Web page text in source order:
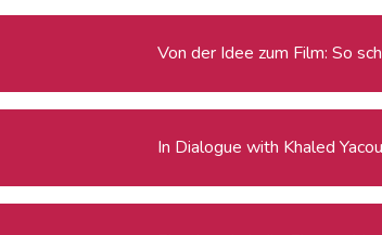
Von der Idee zum Film: So
In Dialogue with Khaled